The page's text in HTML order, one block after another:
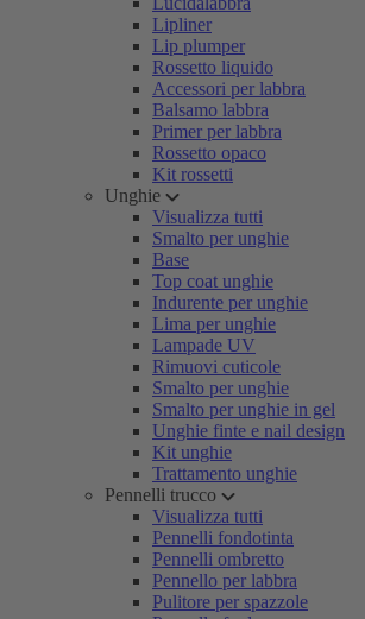
Lipliner
Lip plumper
Rossetto liquido
Accessori per labbra
Balsamo labbra
Primer per labbra
Rossetto opaco
Kit rossetti
Unghie
Visualizza tutti
Smalto per unghie
Base
Top coat unghie
Indurente per unghie
Lima per unghie
Lampade UV
Rimuovi cuticole
Smalto per unghie
Smalto per unghie in gel
Unghie finte e nail design
Kit unghie
Trattamento unghie
Pennelli trucco
Visualizza tutti
Pennelli fondotinta
Pennelli ombretto
Pennello per labbra
Pulitore per spazzole